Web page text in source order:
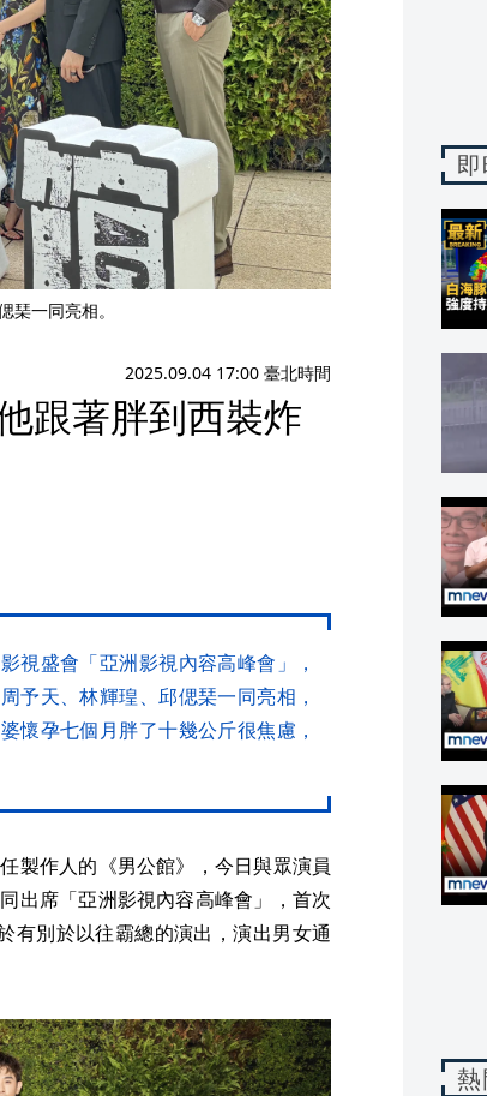
一同亮相。
2025.09.04 17:00 臺北時間
跟著胖到西裝炸
視盛會「亞洲影視內容高峰會」，
予天、林輝瑝、邱偲琹一同亮相，
懷孕七個月胖了十幾公斤很焦慮，
製作人的《男公館》，今日與眾演員
出席「亞洲影視內容高峰會」，首次
有別於以往霸總的演出，演出男女通